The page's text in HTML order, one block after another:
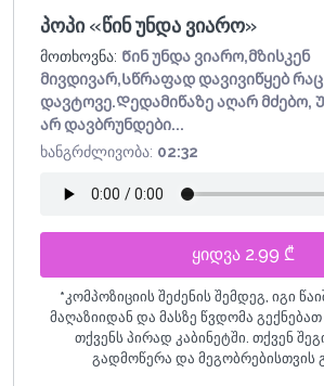
პოპი «წინ უნდა ვიარო»
მოთხოვნა: Წინ უნდა ვიარო,მზისკენ
მივდივარ,Სწრაფად დავივიწყებ რაც
დავტოვე.Დედამიწაზე აღარ მძებო,
არ დავბრუნდები...
ხანგრძლივობა: 02:32
ყიდვა 2.99 ₾
*კომპოზიციის შეძენის შემდეგ, იგი
მაღაზიიდან და მასზე წვდომა
თქვენს პირად კაბინეტში. თქვენ
გადმოწერა და მეგობრებისთვის